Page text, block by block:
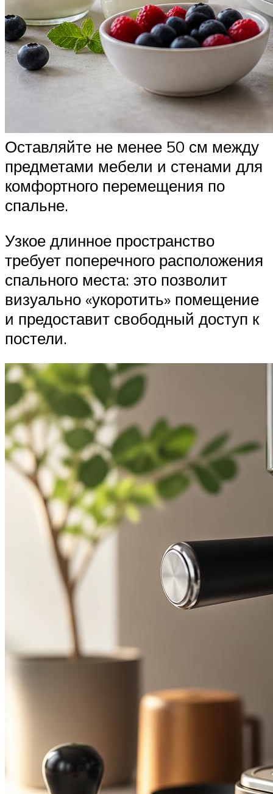
Оставляйте не менее 50 см между
предметами мебели и стенами для
комфортного перемещения по
спальне.
Узкое длинное пространство
требует поперечного расположения
спального места: это позволит
визуально «укоротить» помещение
и предоставит свободный доступ к
постели.